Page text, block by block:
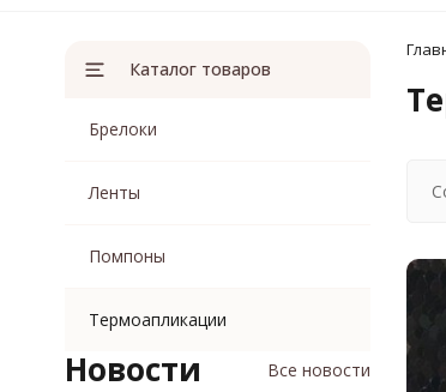
Каталог товаров
Брелоки
Ленты
Помпоны
Термоапликации
Новости Все новости